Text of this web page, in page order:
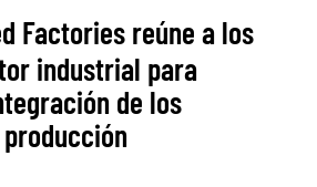
Factories reúne a los
industrial para
de los